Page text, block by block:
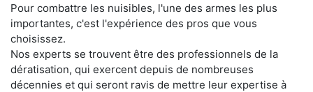
Pour combattre les nuisibles, l'une des armes les plus
importantes, c'est l'expérience des pros que vous
choisissez.
Nos experts se trouvent être des professionnels de la
dératisation, qui exercent depuis de nombreuses
décennies et qui seront ravis de mettre leur expertise à